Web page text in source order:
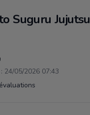
Suguru Jujutsu
24/05/2026 07:43